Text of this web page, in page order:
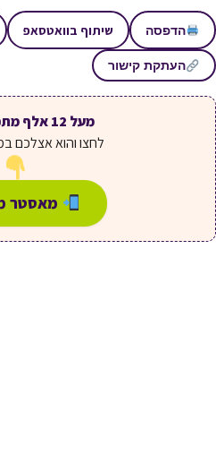
הדפסה שיתוף בוואטסאפ
העתקת קישור
מעל 12 אלף מתכונים חינם
לחצו והוא אצלכם
מאסטר